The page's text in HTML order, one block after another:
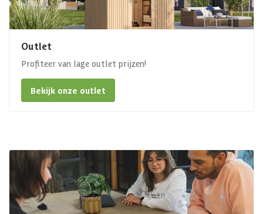
Outlet
Profiteer van lage outlet prijzen!
Bekijk onze outlet